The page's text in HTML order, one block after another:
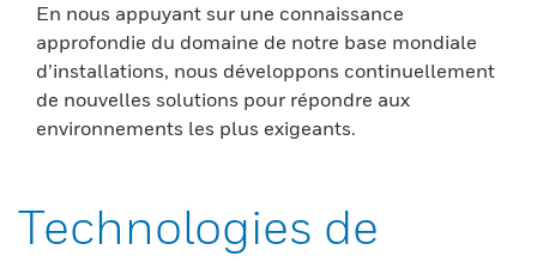
En nous appuyant sur une connaissance
approfondie du domaine de notre base mondiale
d’installations, nous développons continuellement
de nouvelles solutions pour répondre aux
environnements les plus exigeants.
Technologies de